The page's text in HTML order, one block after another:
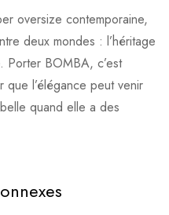
oversize contemporaine,
deux mondes : l’héritage
Porter BOMBA, c’est
que l’élégance peut venir
quand elle a des